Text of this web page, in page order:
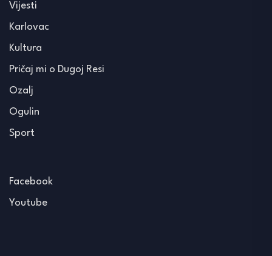
Vijesti
Karlovac
Kultura
Pričaj mi o Dugoj Resi
Ozalj
Ogulin
Sport
Facebook
Youtube